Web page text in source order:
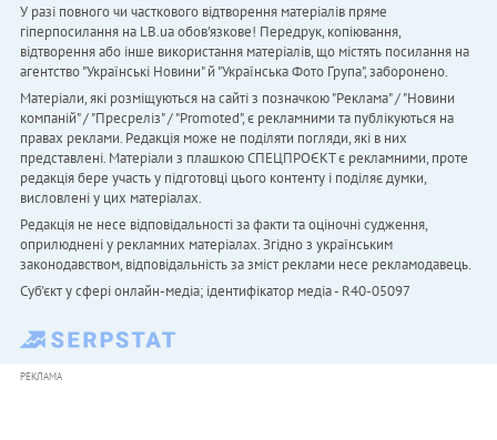
У разі повного чи часткового відтворення матеріалів пряме
гіперпосилання на LB.ua обов'язкове! Передрук, копіювання,
відтворення або інше використання матеріалів, що містять посилання на
агентство "Українськi Новини" й "Українська Фото Група", заборонено.
Матеріали, які розміщуються на сайті з позначкою "Реклама" / "Новини
компаній" / "Пресреліз" / "Promoted", є рекламними та публікуються на
правах реклами. Редакція може не поділяти погляди, які в них
представлені. Матеріали з плашкою СПЕЦПРОЄКТ є рекламними, проте
редакція бере участь у підготовці цього контенту і поділяє думки,
висловлені у цих матеріалах.
Редакція не несе відповідальності за факти та оціночні судження,
оприлюднені у рекламних матеріалах. Згідно з українським
законодавством, відповідальність за зміст реклами несе рекламодавець.
Cуб'єкт у сфері онлайн-медіа; ідентифікатор медіа - R40-05097
РЕКЛАМА